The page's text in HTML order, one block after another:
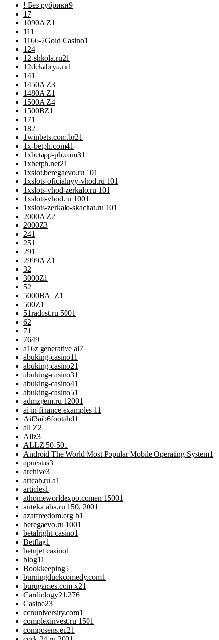
! Без рубрики9
1 7
1090A Z1
111
1166-7Gold Casino1
124
12-shkola.ru21
12dekabrya.ru1
141
1450A Z3
1480A Z1
1500A Z4
1500BZ1
171
182
1winbets.com.br21
1x-betph.com41
1xbetapp-ph.com31
1xbetph.net21
1xslot.beregaevo.ru 101
1xslots-oficialnyy-vhod.ru 101
1xslots-vhod-zerkalo.ru 101
1xslots-vhod.ru 1001
1xslots-zerkalo-skachat.ru 101
2000A Z2
2000Z3
241
251
291
2999A Z1
32
3000Z1
52
5000BA_Z1
500Z1
51radost.ru 5001
62
71
7649
a16z generative ai7
abuking-casino11
abuking-casino21
abuking-casino31
abuking-casino41
abuking-casino51
admzgem.ru 12001
ai in finance examples 11
Aif3aib6footahd1
all Z2
Allz3
ALLZ 50-501
Android The World Most Popular Mobile Operating System1
apuestas3
archive3
artcab.ru a1
articles1
athomeworldexpo.comen 15001
auteka-aba.ru 150, 2001
azatfreedom.org b1
beregaevo.ru 1001
betalright-casino1
Betflag1
betnjet-casino1
blog11
Bookkeeping5
burningduckcomedy.com1
burugames.com x21
Cardiology21.276
Casino23
ccnuniversity.com1
complexinvest.ru 1501
composens.eu21